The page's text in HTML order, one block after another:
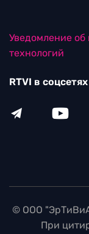
Уведомление об
технологий
RTVI в соцсетях
© ООО
При